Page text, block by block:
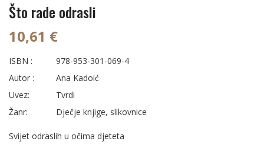
Što rade odrasli
10,61 €
ISBN :
978-953-301-069-4
Autor :
Ana Kadoić
Uvez:
Tvrdi
Žanr:
Dječje knjige, slikovnice
Svijet odraslih u očima djeteta